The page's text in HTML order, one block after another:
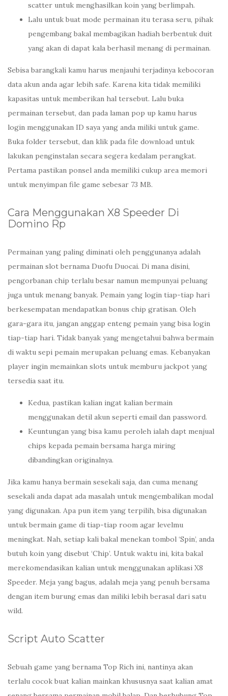
scatter untuk menghasilkan koin yang berlimpah.
Lalu untuk buat mode permainan itu terasa seru, pihak
pengembang bakal membagikan hadiah berbentuk duit
yang akan di dapat kala berhasil menang di permainan.
Sebisa barangkali kamu harus menjauhi terjadinya kebocoran
data akun anda agar lebih safe. Karena kita tidak memiliki
kapasitas untuk memberikan hal tersebut. Lalu buka
permainan tersebut, dan pada laman pop up kamu harus
login menggunakan ID saya yang anda miliki untuk game.
Buka folder tersebut, dan klik pada file download untuk
lakukan penginstalan secara segera kedalam perangkat.
Pertama pastikan ponsel anda memiliki cukup area memori
untuk menyimpan file game sebesar 73 MB.
Cara Menggunakan X8 Speeder Di
Domino Rp
Permainan yang paling diminati oleh penggunanya adalah
permainan slot bernama Duofu Duocai. Di mana disini,
pengorbanan chip terlalu besar namun mempunyai peluang
juga untuk menang banyak. Pemain yang login tiap-tiap hari
berkesempatan mendapatkan bonus chip gratisan. Oleh
gara-gara itu, jangan anggap enteng pemain yang bisa login
tiap-tiap hari. Tidak banyak yang mengetahui bahwa bermain
di waktu sepi pemain merupakan peluang emas. Kebanyakan
player ingin memainkan slots untuk memburu jackpot yang
tersedia saat itu.
Kedua, pastikan kalian ingat kalian bermain
menggunakan detil akun seperti email dan password.
Keuntungan yang bisa kamu peroleh ialah dapt menjual
chips kepada pemain bersama harga miring
dibandingkan originalnya.
Jika kamu hanya bermain sesekali saja, dan cuma menang
sesekali anda dapat ada masalah untuk mengembalikan modal
yang digunakan. Apa pun item yang terpilih, bisa digunakan
untuk bermain game di tiap-tiap room agar levelmu
meningkat. Nah, setiap kali bakal menekan tombol ‘Spin’, anda
butuh koin yang disebut ‘Chip’. Untuk waktu ini, kita bakal
merekomendasikan kalian untuk menggunakan aplikasi X8
Speeder. Meja yang bagus, adalah meja yang penuh bersama
dengan item burung emas dan miliki lebih berasal dari satu
wild.
Script Auto Scatter
Sebuah game yang bernama Top Rich ini, nantinya akan
terlalu cocok buat kalian mainkan khususnya saat kalian amat